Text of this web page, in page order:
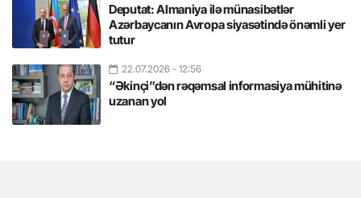
Deputat: Almaniya ilə münasibətlər
Azərbaycanın Avropa siyasətində önəmli yer
tutur
22.07.2026 - 12:56
“Əkinçi”dən rəqəmsal informasiya mühitinə
uzanan yol